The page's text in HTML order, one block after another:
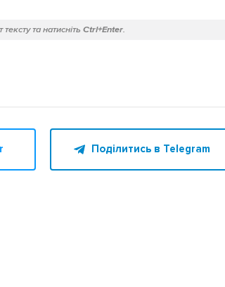
та натисніть Ctrl+Enter.
Поділитись в Telegram